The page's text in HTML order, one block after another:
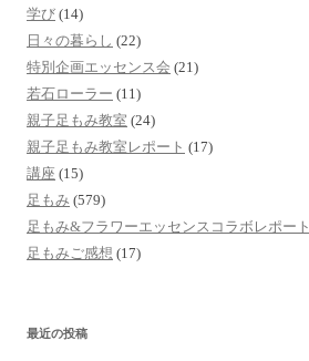
学び (14)
日々の暮らし (22)
特別企画エッセンス会 (21)
若石ローラー (11)
親子足もみ教室 (24)
親子足もみ教室レポート (17)
講座 (15)
足もみ (579)
足もみ&フラワーエッセンスコラボレポート
足もみご感想 (17)
最近の投稿